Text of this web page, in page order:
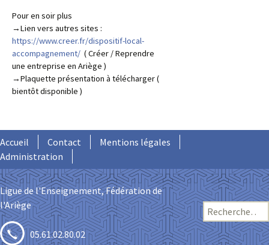
Pour en soir plus
→Lien vers autres sites :
https://www.creer.fr/dispositif-local-
accompagnement/ ( Créer / Reprendre
une entreprise en Ariège )
→Plaquette présentation à télécharger (
bientôt disponible )
Accueil Contact
Mentions légales
Administration
Ligue de l'Enseignement, Fédération de
l'Ariège
05.61.02.80.02
Recherche
pour :